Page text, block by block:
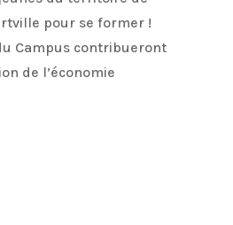
pour se former !
Campus contribueront
de l’économie